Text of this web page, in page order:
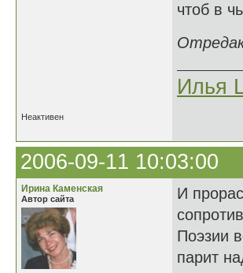
чтоб в
Илья
Неактивен
2006-09-11 10:03:00
Ирина Каменская
Автор сайта
И
Поэзии
парит